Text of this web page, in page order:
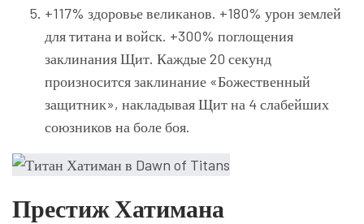
+117% здоровье великанов. +180% урон землей
для титана и войск. +300% поглощения
заклинания Щит. Каждые 20 секунд
произносится заклинание «Божественный
защитник», накладывая Щит на 4 слабейших
союзников на боле боя.
Престиж Хатимана